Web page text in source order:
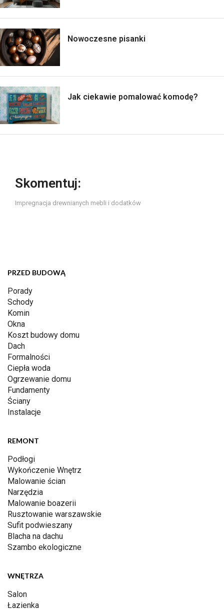
Nowoczesne pisanki
Jak ciekawie pomalować komodę?
Skomentuj:
Impregnacja drewnianych mebli i dodatków
PRZED BUDOWĄ
Porady
Schody
Komin
Okna
Koszt budowy domu
Dach
Formalności
Ciepła woda
Ogrzewanie domu
Fundamenty
Ściany
Instalacje
REMONT
Podłogi
Wykończenie Wnętrz
Malowanie ścian
Narzędzia
Malowanie boazerii
Rusztowanie warszawskie
Sufit podwieszany
Blacha na dachu
Szambo ekologiczne
WNĘTRZA
Salon
Łazienka